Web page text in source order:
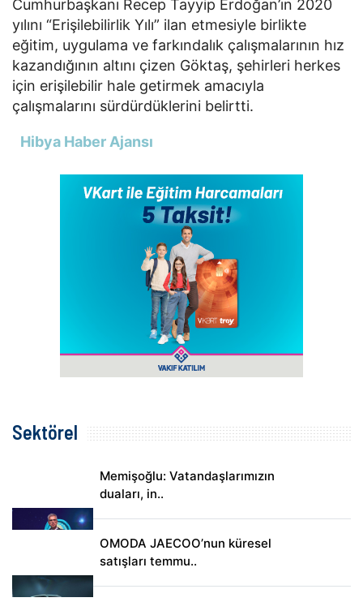
Cumhurbaşkanı Recep Tayyip Erdoğan’ın 2020
yılını “Erişilebilirlik Yılı” ilan etmesiyle birlikte
eğitim, uygulama ve farkındalık çalışmalarının hız
kazandığının altını çizen Göktaş, şehirleri herkes
için erişilebilir hale getirmek amacıyla
çalışmalarını sürdürdüklerini belirtti.
Hibya Haber Ajansı
Sektörel
Memişoğlu: Vatandaşlarımızın
duaları, in..
OMODA JAECOO’nun küresel
satışları temmu..